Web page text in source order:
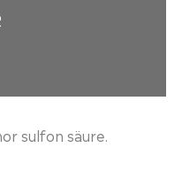
sulfon säure.